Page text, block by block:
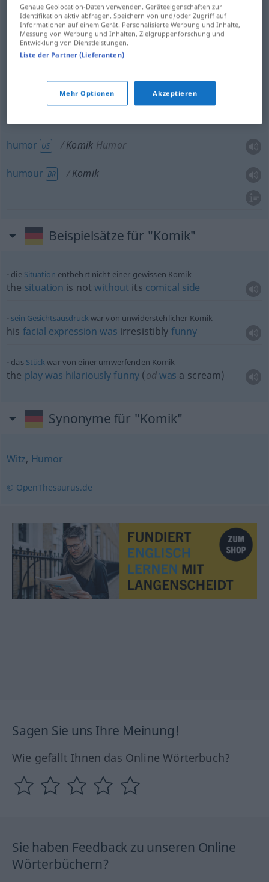
comic effect Komikkomische Wirkung
element Komikkomisches Element
humor US Komik Humor
humour BR Komik
Beispielsätze für "Komik"
die Situation entbehrt nicht einer gewissen Komik
the situation is notwithout its comical side
sein Gesichtsausdruckwar von unwiderstehlicher Komik
his facial expression was irresistibly funny
das Stückwar von einer umwerfenden Komik
the playwas hilariouslyfunny (odwas a scream)
Synonyme für "Komik"
Witz, Humor
© OpenThesaurus.de
Sagen Sie uns Ihre Meinung!
Wie gefällt Ihnen das Online Wörterbuch?
Sie haben Feedback zu unseren Online
Wörterbüchern?
Genaue Geolocation-Daten verwenden. Geräteeigenschaften zur
Identifikation aktiv abfragen. Speichern von und/oder Zugriff auf
Informationen auf einem Gerät. Personalisierte Werbung und Inhalte,
Messung von Werbung und Inhalten, Zielgruppenforschung und
Entwicklung von Dienstleistungen.
Liste der Partner (Lieferanten)
Mehr Optionen Akzeptieren